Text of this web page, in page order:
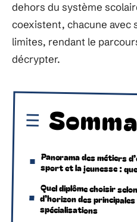
dehors du système
coexistent, chacune avec
limites, rendant le
décrypter.
Panorama des métiers
sport et la jeunesse :
Quel diplôme choisir
d’horizon des
spécialisations